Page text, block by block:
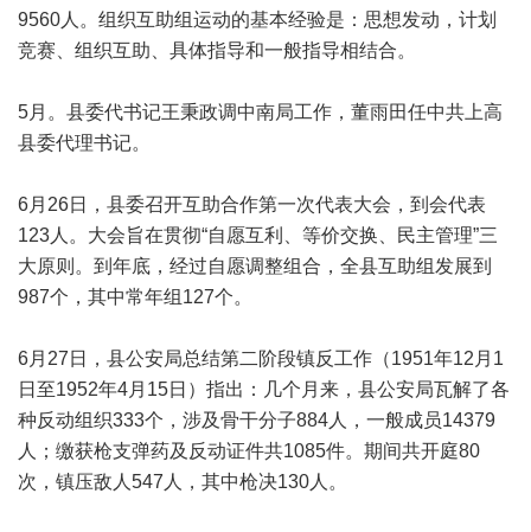
9560人。组织互助组运动的基本经验是：思想发动，计划
竞赛、组织互助、具体指导和一般指导相结合。
5月。县委代书记王秉政调中南局工作，董雨田任中共上高
县委代理书记。
6月26日，县委召开互助合作第一次代表大会，到会代表
123人。大会旨在贯彻“自愿互利、等价交换、民主管理”三
大原则。到年底，经过自愿调整组合，全县互助组发展到
987个，其中常年组127个。
6月27日，县公安局总结第二阶段镇反工作（1951年12月1
日至1952年4月15日）指出：几个月来，县公安局瓦解了各
种反动组织333个，涉及骨干分子884人，一般成员14379
人；缴获枪支弹药及反动证件共1085件。期间共开庭80
次，镇压敌人547人，其中枪决130人。